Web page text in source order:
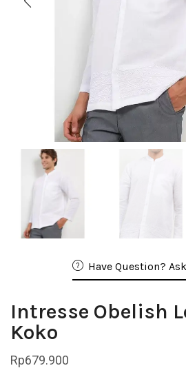
Have Question?
Intresse Obelish
Koko
Rp679.900